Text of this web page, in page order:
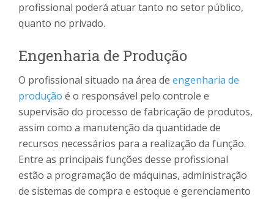
profissional poderá atuar tanto no setor público,
quanto no privado.
Engenharia de Produção
O profissional situado na área de engenharia de
produção é o responsável pelo controle e
supervisão do processo de fabricação de produtos,
assim como a manutenção da quantidade de
recursos necessários para a realização da função.
Entre as principais funções desse profissional
estão a programação de máquinas, administração
de sistemas de compra e estoque e gerenciamento